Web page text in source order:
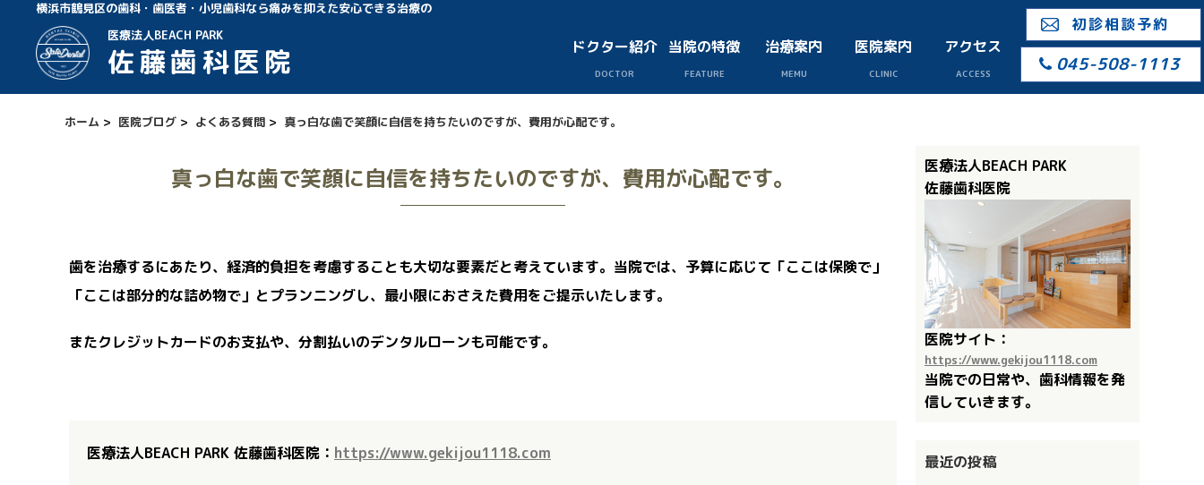
横浜市鶴見区の歯科・歯医者・小児歯科なら痛みを抑えた安心できる治療の
医療法人BEACH PARK
佐藤歯科医院 ドクター紹介
DOCTOR
当院の特徴
FEATURE
治療案内
MEMU
医院案内
CLINIC
アクセス
ACCESS
初診相談予約
045-508-1113
ホーム > 医院ブログ > よくある質問 > 真っ白な歯で笑顔に自信を持ちたいのですが、費用が心配です。
真っ白な歯で笑顔に自信を持ちたいのですが、費用が心配です。
歯を治療するにあたり、経済的負担を考慮することも大切な要素だと考えています。当院では、予算に応じて「ここは保険で」
「ここは部分的な詰め物で」とプランニングし、最小限におさえた費用をご提示いたします。
またクレジットカードのお支払や、分割払いのデンタルローンも可能です。
医療法人BEACH PARK 佐藤歯科医院： https://www.gekijou1118.com
医療法人BEACH PARK
佐藤歯科医院
医院サイト：
https://www.gekijou1118.com
当院での日常や、歯科情報を発
信していきます。
最近の投稿